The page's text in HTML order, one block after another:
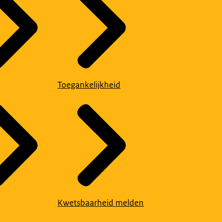
Toegankelijkheid
Kwetsbaarheid melden